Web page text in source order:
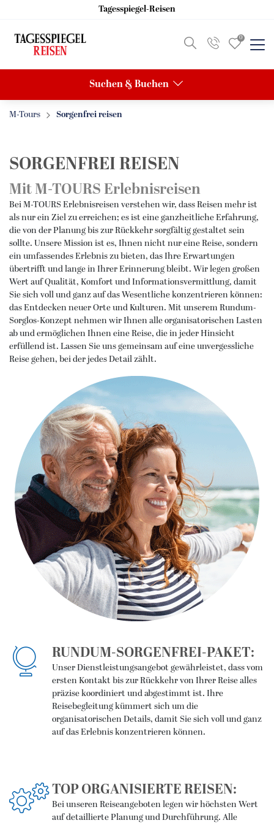
Tagesspiegel-Reisen
0
Suchen & Buchen
Zurück
Reisekategorien anzeigen
Konzertreisen
Kulturreisen
Aktivurlaub
Advents- & Silvesterreisen
Städtereisen
Eventreisen
Alleinreisende
Musicalreisen
Kurzurlaub
Elbphilharmonie Hamburg
Zurück
Berlin
Hamburg
Leipzig
Nord- & Ostsee
Ruhr & Rhein
Europa
Zurück
Schiffsreisen anzeigen
Hochseekreuzfahrten
Flusskreuzfahrten
M-Tours Sorgenfrei reisen
SORGENFREI REISEN
Mit M-TOURS Erlebnisreisen
Bei M-TOURS Erlebnisreisen verstehen wir, dass Reisen mehr ist
als nur ein Ziel zu erreichen; es ist eine ganzheitliche Erfahrung,
die von der Planung bis zur Rückkehr sorgfältig gestaltet sein
sollte. Unsere Mission ist es, Ihnen nicht nur eine Reise, sondern
ein umfassendes Erlebnis zu bieten, das Ihre Erwartungen
übertrifft und lange in Ihrer Erinnerung bleibt. Wir legen großen
Wert auf Qualität, Komfort und Informationsvermittlung, damit
Sie sich voll und ganz auf das Wesentliche konzentrieren können:
das Entdecken neuer Orte und Kulturen. Mit unserem Rundum-
Sorglos-Konzept nehmen wir Ihnen alle organisatorischen Lasten
ab und ermöglichen Ihnen eine Reise, die in jeder Hinsicht
erfüllend ist. Lassen Sie uns gemeinsam auf eine unvergessliche
Reise gehen, bei der jedes Detail zählt.
RUNDUM-SORGENFREI-PAKET:
Unser Dienstleistungsangebot gewährleistet, dass vom
ersten Kontakt bis zur Rückkehr von Ihrer Reise alles
präzise koordiniert und abgestimmt ist. Ihre
Reisebegleitung kümmert sich um die
organisatorischen Details, damit Sie sich voll und ganz
auf das Erlebnis konzentrieren können.
TOP ORGANISIERTE REISEN:
Bei unseren Reiseangeboten legen wir höchsten Wert
auf detaillierte Planung und Durchführung. Alle